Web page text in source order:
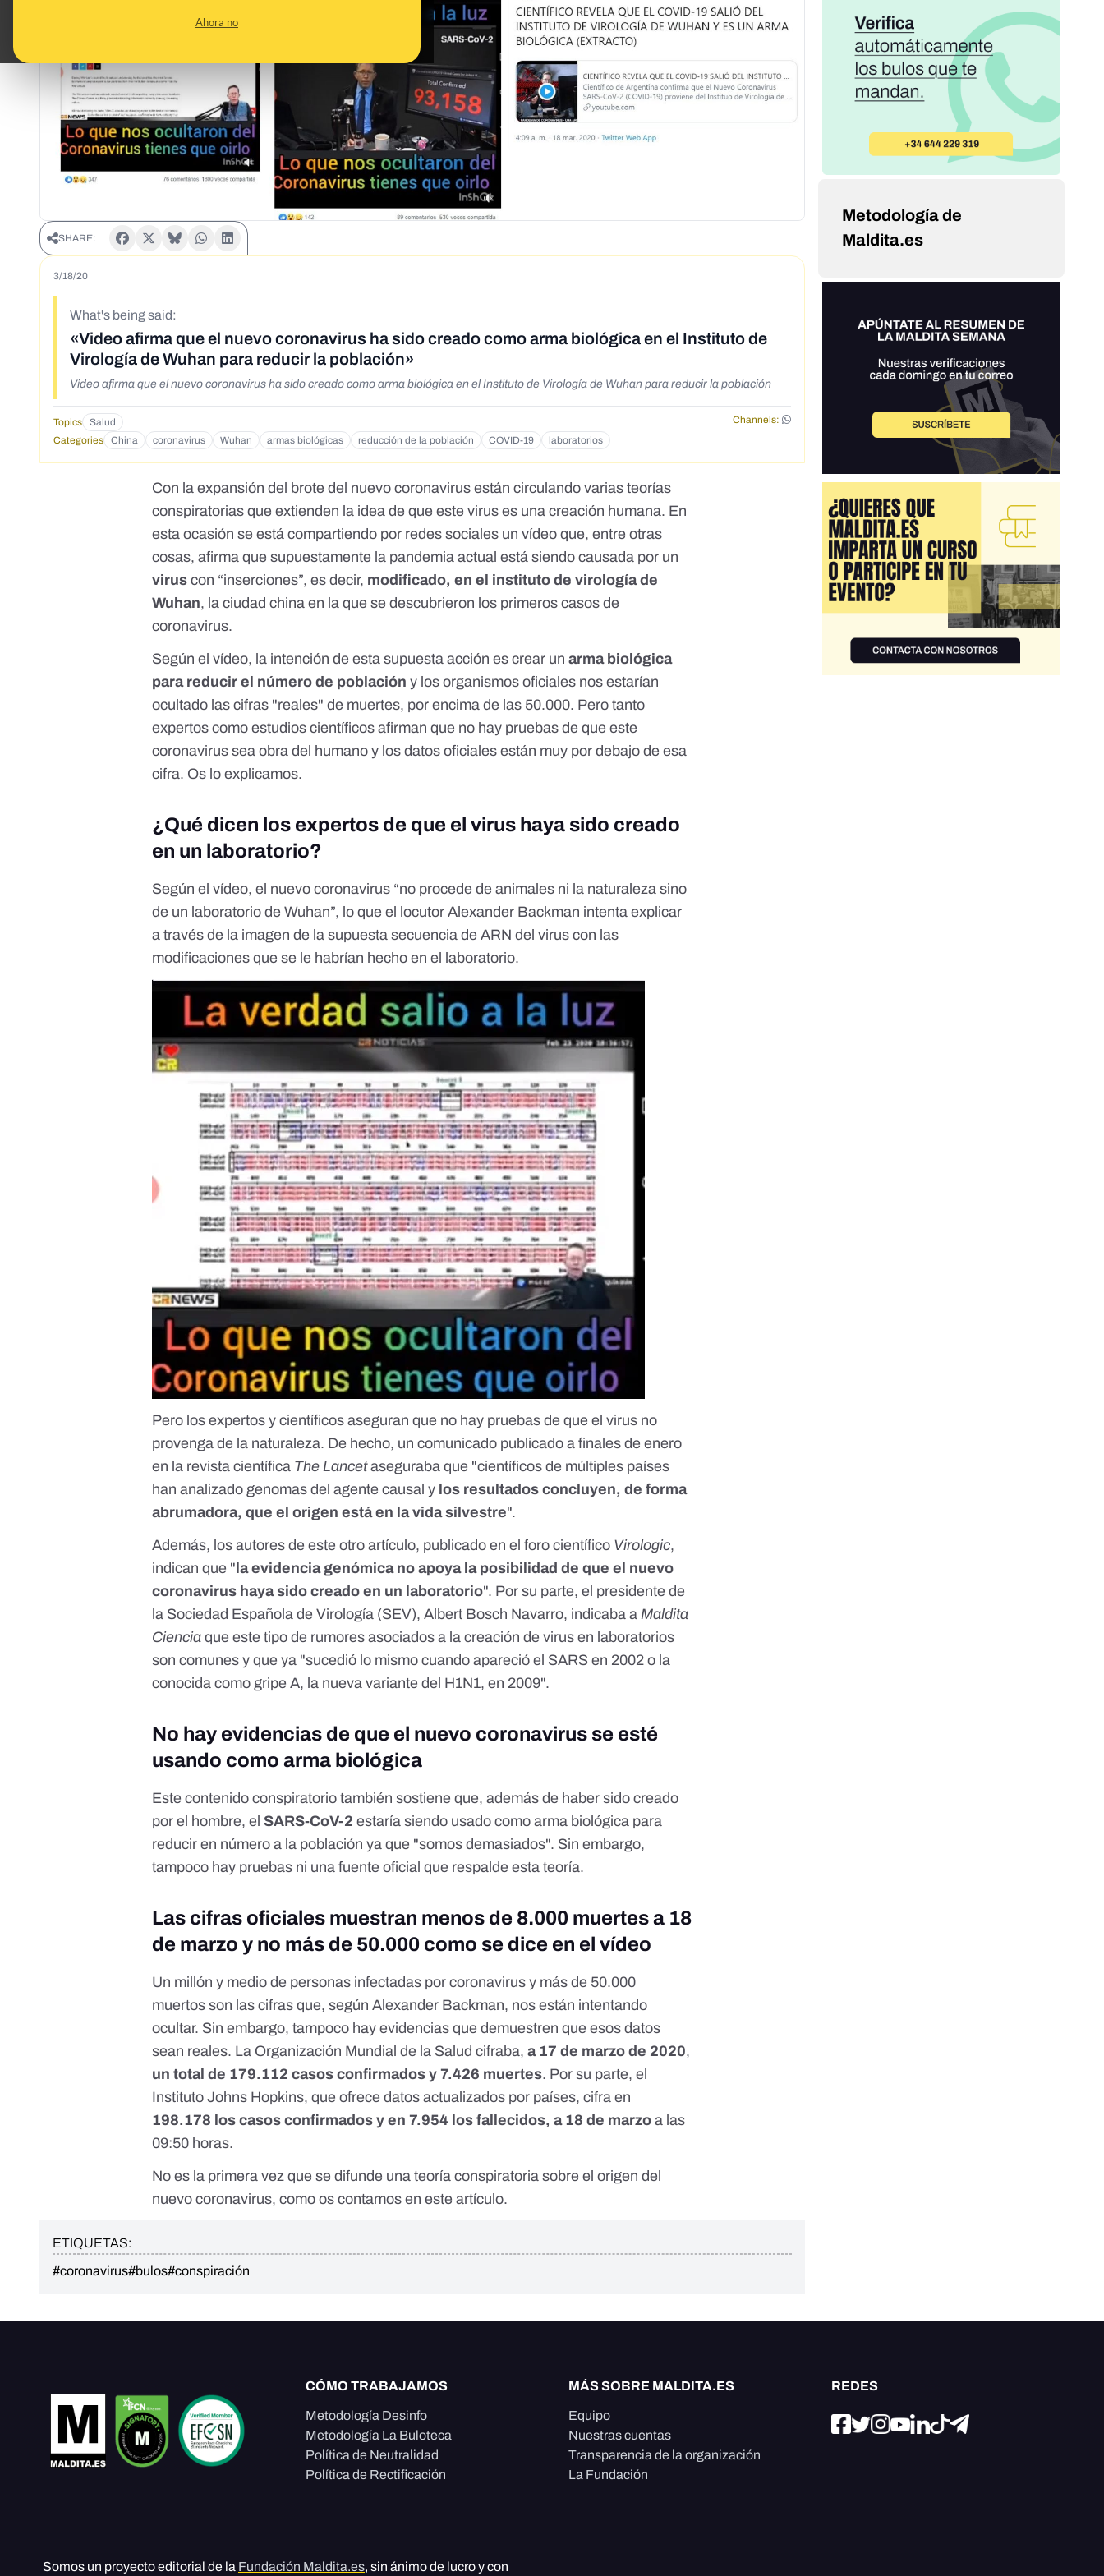
Ahora no
SHARE:
3/18/20
What's being said:
«Video afirma que el nuevo coronavirus ha sido creado como arma biológica en el Instituto de
Virología de Wuhan para reducir la población»
Video afirma que el nuevo coronavirus ha sido creado como arma biológica en el Instituto de Virología de Wuhan para reducir la población
Topics Salud
Channels:
Categories
China coronavirus Wuhan armas biológicas reducción de la población COVID-19 laboratorios
Con la expansión del brote del nuevo coronavirus están circulando varias teorías
conspiratorias que extienden la idea de que este virus es una creación humana. En
esta ocasión se está compartiendo por redes sociales un vídeo que, entre otras
cosas, afirma que supuestamente la pandemia actual está siendo causada por un
virus con “inserciones”, es decir, modificado, en el instituto de virología de
Wuhan, la ciudad china en la que se descubrieron los primeros casos de
coronavirus.
Según el vídeo, la intención de esta supuesta acción es crear unarma biológica
para reducir el número de población y los organismos oficiales nos estarían
ocultado las cifras "reales" de muertes, por encima de las 50.000. Pero tanto
expertos como estudios científicos afirman que no hay pruebas de que este
coronavirus sea obra del humano y los datos oficiales están muy por debajo de esa
cifra. Os lo explicamos.
¿Qué dicen los expertos de que el virus haya sido creado
en un laboratorio?
Según el vídeo, el nuevo coronavirus “no procede de animales ni la naturaleza sino
de un laboratorio de Wuhan”, lo que el locutor Alexander Backman intenta explicar
a través de la imagen de la supuesta secuencia de ARN del virus con las
modificaciones que se le habrían hecho en el laboratorio.
Pero los expertos y científicos aseguran que no hay pruebas de que el virus no
provenga de la naturaleza. De hecho, un comunicado publicado a finales de enero
en la revista científica The Lancetaseguraba que "científicos de múltiples países
han analizado genomas del agente causal y los resultados concluyen, de forma
abrumadora, que el origen está en la vida silvestre".
Además, los autores deeste otro artículo, publicado en el foro científico Virologic,
indican que " la evidencia genómica no apoya la posibilidad de que el nuevo
coronavirus haya sido creado en un laboratorio". Por su parte, el presidente de
la Sociedad Española de Virología (SEV),Albert Bosch Navarro, indicaba aMaldita
Ciencia que este tipo de rumores asociados a la creación de virus en laboratorios
son comunes y que ya "sucedió lo mismo cuando apareció el SARS en 2002 o la
conocida como gripe A, la nueva variante del H1N1, en 2009".
No hay evidencias de que el nuevo coronavirus se esté
usando como arma biológica
Este contenido conspiratorio también sostiene que, además de haber sido creado
por el hombre, elSARS-CoV-2 estaría siendo usado como arma biológica para
reducir en número a la población ya que "somos demasiados". Sin embargo,
tampoco hay pruebas ni una fuente oficial que respalde esta teoría.
Las cifras oficiales muestran menos de 8.000 muertes a 18
de marzo y no más de 50.000 como se dice en el vídeo
Un millón y medio de personas infectadas por coronavirus y más de 50.000
muertos son las cifras que, según Alexander Backman, nos están intentando
ocultar. Sin embargo, tampoco hay evidencias que demuestren que esos datos
sean reales. La Organización Mundial de la Salud cifraba,a 17 de marzo de 2020,
un total de 179.112 casos confirmados y 7.426 muertes. Por su parte, el
Instituto Johns Hopkins, que ofrece datos actualizados por países, cifra en
198.178 los casos confirmados y en 7.954 los fallecidos, a 18 de marzo a las
09:50 horas.
No es la primera vez que se difunde una teoría conspiratoria sobre el origen del
nuevo coronavirus, como os contamosen este artículo.
ETIQUETAS:
#coronavirus#bulos#conspiración
Metodología de
Maldita.es
CÓMO TRABAJAMOS
Metodología Desinfo
Metodología La Buloteca
Política de Neutralidad
Política de Rectificación
MÁS SOBRE MALDITA.ES
Equipo
Nuestras cuentas
Transparencia de la organización
La Fundación
REDES
Somos un proyecto editorial de la Fundación Maldita.es, sin ánimo de lucro y con